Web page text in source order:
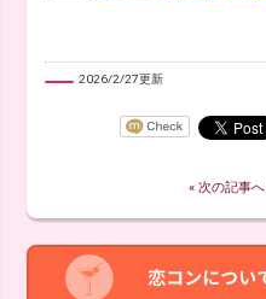
2026/2/27更新
« 次の記事へ